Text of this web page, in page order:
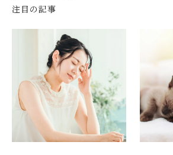
注目の記事